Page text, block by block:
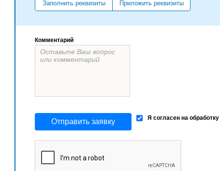
Заполнить реквизиты Приложить реквизиты
Комментарий
Отправить заявку Я согласен на обработку